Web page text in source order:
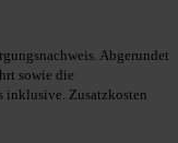
Abgerundet
sowie die
inklusive. Zusatzkosten